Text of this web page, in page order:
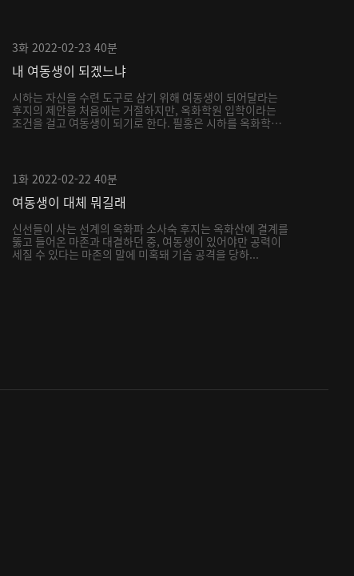
3화 2022-02-23 40분
내 여동생이 되겠느냐
시하는 자신을 수련 도구로 삼기 위해 여동생이 되어달라는
후지의 제안을 처음에는 거절하지만, 옥화학원 입학이라는
조건을 걸고 여동생이 되기로 한다. 필홍은 시하를 옥화학
1화 2022-02-22 40분
여동생이 대체 뭐길래
신선들이 사는 선계의 옥화파 소사숙 후지는 옥화산에 결계를
뚫고 들어온 마존과 대결하던 중, 여동생이 있어야만 공력이
세질 수 있다는 마존의 말에 미혹돼 기습 공격을 당하...